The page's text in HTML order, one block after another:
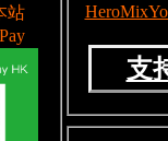
支